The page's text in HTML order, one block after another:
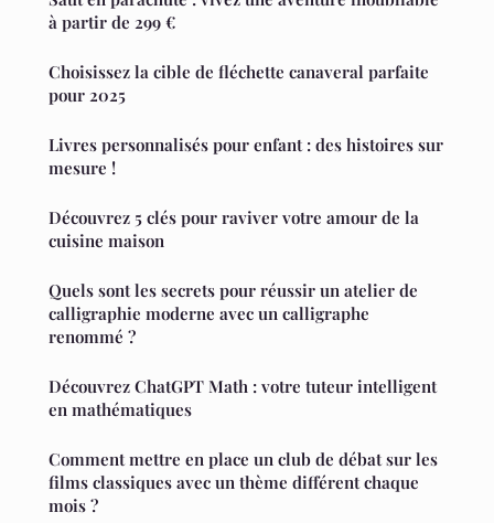
à partir de 299 €
Choisissez la cible de fléchette canaveral parfaite
pour 2025
Livres personnalisés pour enfant : des histoires sur
mesure !
Découvrez 5 clés pour raviver votre amour de la
cuisine maison
Quels sont les secrets pour réussir un atelier de
calligraphie moderne avec un calligraphe
renommé ?
Découvrez ChatGPT Math : votre tuteur intelligent
en mathématiques
Comment mettre en place un club de débat sur les
films classiques avec un thème différent chaque
mois ?